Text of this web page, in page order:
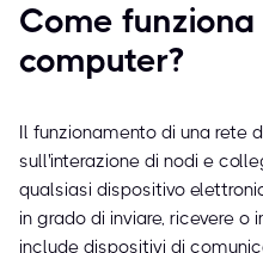
Come
computer?
Il funzionamento di una rete
sull'interazione di nodi e
qualsiasi dispositivo
in grado di inviare, ricevere o
include dispositivi di